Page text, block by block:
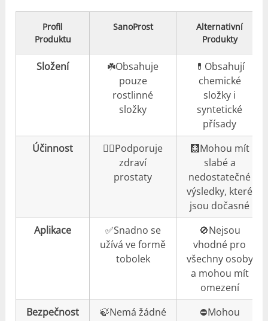
Profil
Produktu
SanoProst
Alternativní
Produkty
Složení
☘️Obsahuje
pouze
rostlinné
složky
💊Obsahují
chemické
složky i
syntetické
přísady
Účinnost
👍🏼Podporuje
zdraví
prostaty
🩻Mohou mít
slabé a
nedostatečné
výsledky, které
jsou dočasné
Aplikace
✅Snadno se
užívá ve formě
tobolek
🚫Nejsou
vhodné pro
všechny osoby
a mohou mít
omezení
Bezpečnost
🍃Nemá žádné
⛔️Mohou